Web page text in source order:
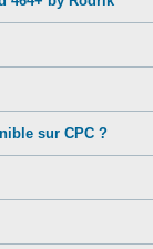
sur CPC ?